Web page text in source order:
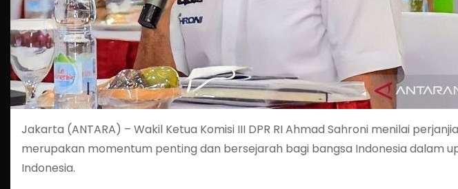
Jakarta (ANTARA) – Wakil Ketua Komisi III DPR RI Ahmad Sahroni menilai
merupakan momentum penting dan bersejarah bagi bangsa Indonesia dalam
Indonesia.